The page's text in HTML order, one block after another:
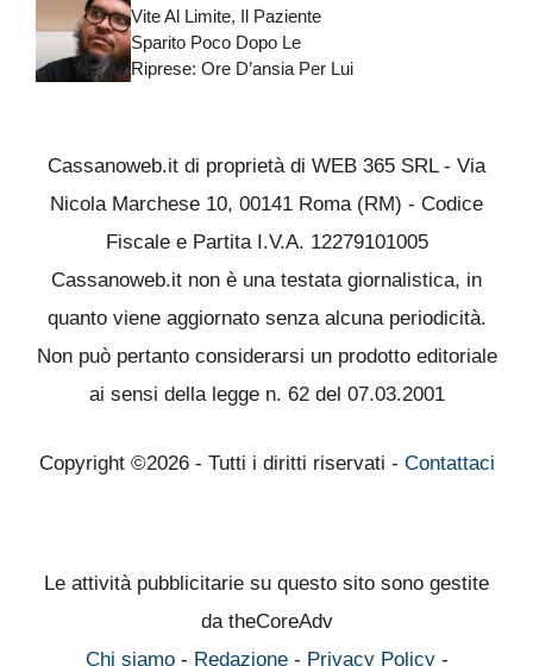
Vite Al Limite, Il Paziente
Sparito Poco Dopo Le
Riprese: Ore D’ansia Per Lui
Cassanoweb.it di proprietà di WEB 365 SRL - Via
Nicola Marchese 10, 00141 Roma (RM) - Codice
Fiscale e Partita I.V.A. 12279101005
Cassanoweb.it non è una testata giornalistica, in
quanto viene aggiornato senza alcuna periodicità.
Non può pertanto considerarsi un prodotto editoriale
ai sensi della legge n. 62 del 07.03.2001
Copyright ©2026 - Tutti i diritti riservati - Contattaci
Le attività pubblicitarie su questo sito sono gestite
da theCoreAdv
Chi siamo- Redazione- Privacy Policy-